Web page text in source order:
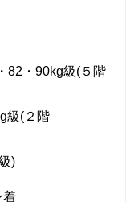
・90kg級(５階
(２階
)